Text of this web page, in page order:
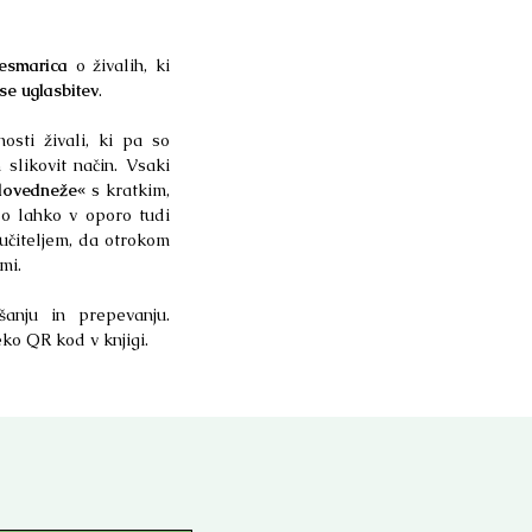
o živalih, ki
uglasbitev.
živali, ki pa so
način. Vsaki
s kratkim,
lahko v oporo tudi
da otrokom
in prepevanju.
QR kod v knjigi.